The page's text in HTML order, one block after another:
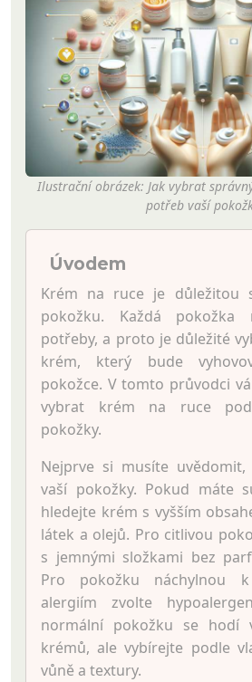
Ilustrační obrázek: Jak vybrat
potřeb vaší
Úvodem
Krém na ruce je důležitou
pokožku. Každá
potřeby, a proto je důležité
krém, který bude
pokožce. V tomto průvodci
vybrat krém na ruce
pokožky.
Nejprve si musíte
vaší pokožky. Pokud máte
hledejte krém s vyšším
látek a olejů. Pro citlivou
s jemnými složkami bez
Pro pokožku náchylnou
alergiím zvolte
normální pokožku se hodí
krémů, ale vybírejte podle
vůně a textury.